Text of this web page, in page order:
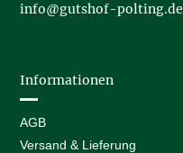
info@gutshof-polting.de
Informationen
AGB
Versand & Lieferung